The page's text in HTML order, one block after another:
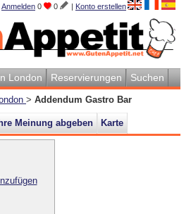
Anmelden 0 0 | Konto erstellen
London Reservierungen Suchen
> Addendum Gastro Bar
Meinung abgeben Karte